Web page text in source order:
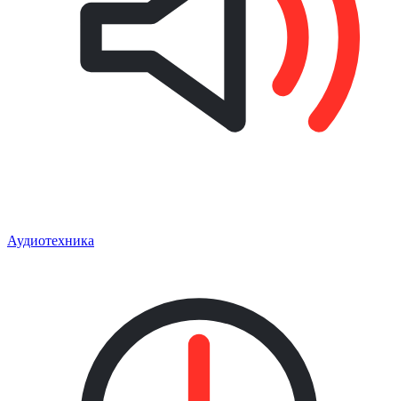
Аудиотехника